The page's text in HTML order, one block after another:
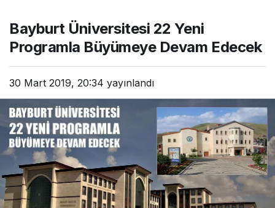
Bayburt Üniversitesi 22 Yeni
Programla Büyümeye Devam Edecek
30 Mart 2019, 20:34 yayınlandı